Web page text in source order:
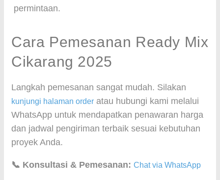
permintaan.
Cara Pemesanan Ready Mix
Cikarang 2025
Langkah pemesanan sangat mudah. Silakan
kunjungi halaman order atau hubungi kami melalui
WhatsApp untuk mendapatkan penawaran harga
dan jadwal pengiriman terbaik sesuai kebutuhan
proyek Anda.
📞 Konsultasi & Pemesanan: Chat via WhatsApp